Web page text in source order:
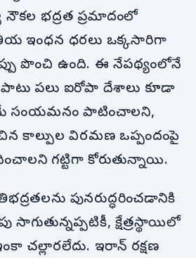
భద్రత ప్రమాదంలో
ఇంధన ధరలు ఒక్కసారిగా
పొంచి ఉంది. ఈ నేపథ్యంలోనే
పలు ఐరోపా దేశాలు కూడా
సంయమనం పాటించాలని,
కాల్పుల విరమణ ఒప్పందంపై
గట్టిగా కోరుతున్నాయి.
పునరుద్ధరించడానికి
సాగుతున్నప్పటికీ, క్షేత్రస్థాయిలో
చల్లారలేదు. ఇరాన్ రక్షణ